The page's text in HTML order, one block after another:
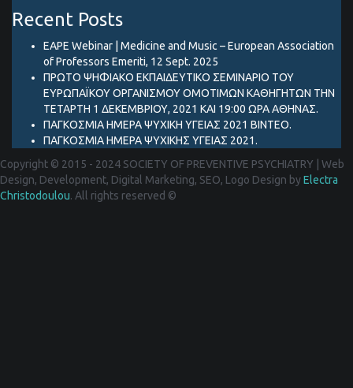
Recent Posts
EAPE Webinar | Medicine and Music – European Association
of Professors Emeriti, 12 Sept. 2025
ΠΡΩΤΟ ΨΗΦΙΑΚΟ ΕΚΠΑΙΔΕΥΤΙΚΟ ΣΕΜΙΝΑΡΙΟ ΤΟΥ
ΕΥΡΩΠΑΪΚΟΥ ΟΡΓΑΝΙΣΜΟΥ ΟΜΟΤΙΜΩΝ ΚΑΘΗΓΗΤΩΝ ΤΗΝ
ΤΕΤΑΡΤΗ 1 ΔΕΚΕΜΒΡΙΟΥ, 2021 ΚΑΙ 19:00 ΩΡΑ ΑΘΗΝΑΣ.
ΠΑΓΚΟΣΜΙΑ ΗΜΕΡΑ ΨΥΧΙΚΗ ΥΓΕΙΑΣ 2021 ΒΙΝΤΕΟ.
ΠΑΓΚΟΣΜΙΑ ΗΜΕΡΑ ΨΥΧΙΚΗΣ ΥΓΕΙΑΣ 2021.
Copyright © 2015 - 2024 SOCIETY OF PREVENTIVE PSYCHIATRY
Web
Design, Development, Digital Marketing, SEO, Logo Design byElectra
Christodoulou. All rights reserved ©